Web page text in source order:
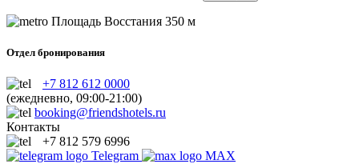
Площадь Восстания 350 м
Отдел бронирования
+7 812 612 0000
(ежедневно, 09:00-21:00)
booking@friendshotels.ru
Контакты
+7 812 579 6996
Telegram
MAX